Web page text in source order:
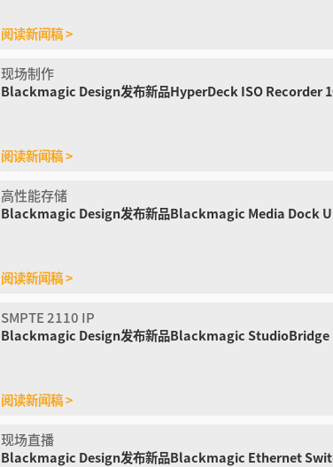
阅读新闻稿 >
现场制作
Blackmagic Design发布新品HyperDeck ISO Recorder
阅读新闻稿 >
高性能存储
Blackmagic Design发布新品Blackmagic Media Dock
阅读新闻稿 >
SMPTE 2110 IP
Blackmagic Design发布新品Blackmagic StudioBridge
阅读新闻稿 >
现场直播
Blackmagic Design发布新品Blackmagic Ethernet